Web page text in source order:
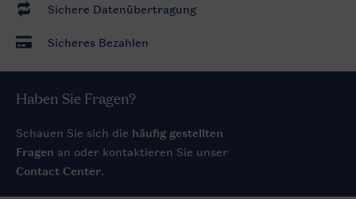
Sichere Datenübertragung
Sicheres Bezahlen
Haben Sie Fragen?
Schauen Sie sich die häufig gestellten
Fragen an oder kontaktieren Sie unser
Contact Center.